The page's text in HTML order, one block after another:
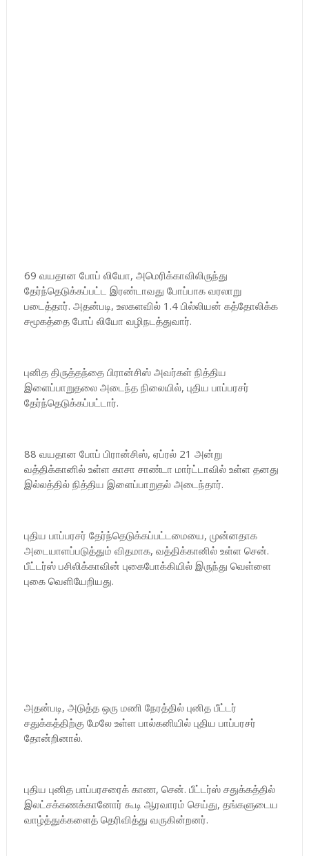
69 வயதான போப் லியோ, அமெரிக்காவிலிருந்து
தேர்ந்தெடுக்கப்பட்ட இரண்டாவது போப்பாக வரலாறு
படைத்தார். அதன்படி, உலகளவில் 1.4 பில்லியன் கத்தோலிக்க
சமூகத்தை போப் லியோ வழிநடத்துவார்.
புனித திருத்தந்தை பிரான்சிஸ் அவர்கள் நித்திய
இளைப்பாறுதலை அடைந்த நிலையில், புதிய பாப்பரசர்
தேர்ந்தெடுக்கப்பட்டார்.
88 வயதான போப் பிரான்சிஸ், ஏப்ரல் 21 அன்று
வத்திக்கானில் உள்ள காசா சாண்டா மார்ட்டாவில் உள்ள தனது
இல்லத்தில் நித்திய இளைப்பாறுதல் அடைந்தார்.
புதிய பாப்பரசர் தேர்ந்தெடுக்கப்பட்டமையை, முன்னதாக
அடையாளப்படுத்தும் விதமாக, வத்திக்கானில் உள்ள சென்.
பீட்டர்ஸ் பசிலிக்காவின் புகைபோக்கியில் இருந்து வெள்ளை
புகை வெளியேறியது.
அதன்படி, அடுத்த ஒரு மணி நேரத்தில் புனித பீட்டர்
சதுக்கத்திற்கு மேலே உள்ள பால்கனியில் புதிய பாப்பரசர்
தோன்றினால்.
புதிய புனித பாப்பரசரைக் காண, சென். பீட்டர்ஸ் சதுக்கத்தில்
இலட்சக்கணக்கானோர் கூடி ஆரவாரம் செய்து, தங்களுடைய
வாழ்த்துக்களைத் தெரிவித்து வருகின்றனர்.